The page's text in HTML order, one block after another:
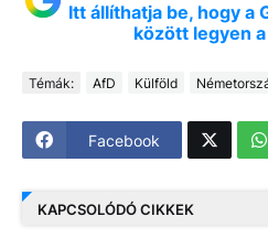
Itt állíthatja be, hogy a
között legyen
Témák: AfD Külföld
Facebook
KAPCSOLÓDÓ CIKKEK